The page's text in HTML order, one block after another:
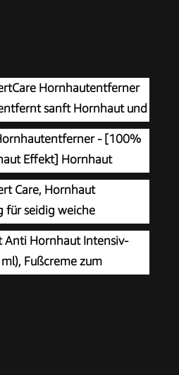
Hornhautentferner
sanft Hornhaut und
grober und feiner
Fußpflege für sofort
und wiederverwendbar
- [100%
Effekt] Hornhaut
- Zur Fußpflege für
Nano Glas -
- Premium Bimsstein
Care, Hornhaut
für seidig weiche
Hornhautentferner
(mit
für präzise Ergebnisse,1
Anti Hornhaut Intensiv-
Fußcreme zum
Urea